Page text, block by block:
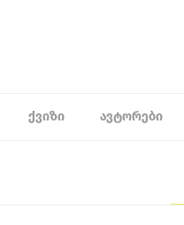
ᲥᲕᲘᲖᲘ ᲐᲕᲢᲝᲠᲔᲑᲘ